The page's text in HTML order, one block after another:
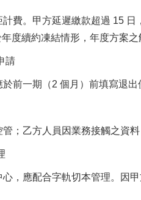
費。甲方延遲繳款超過 15
度續約凍結情形，年度方案之
請
前一期（2 個月）前填寫退出
；乙方人員因業務接觸之資料
，應配合字軌切本管理。因